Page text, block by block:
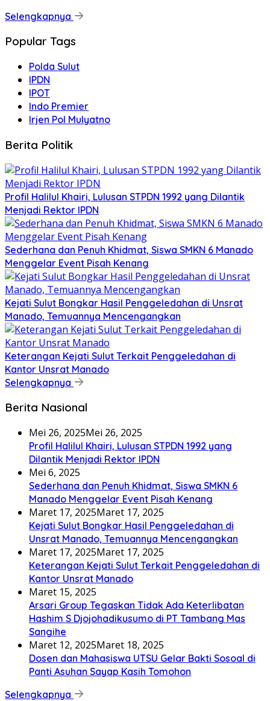
Selengkapnya
Popular Tags
Polda Sulut
IPDN
IPOT
Indo Premier
Irjen Pol Mulyatno
Berita Politik
Profil Halilul Khairi, Lulusan STPDN 1992 yang Dilantik
Menjadi Rektor IPDN
Sederhana dan Penuh Khidmat, Siswa SMKN 6 Manado
Menggelar Event Pisah Kenang
Kejati Sulut Bongkar Hasil Penggeledahan di Unsrat
Manado, Temuannya Mencengangkan
Keterangan Kejati Sulut Terkait Penggeledahan di
Kantor Unsrat Manado
Selengkapnya
Berita Nasional
Mei 26, 2025Mei 26, 2025
Profil Halilul Khairi, Lulusan STPDN 1992 yang
Dilantik Menjadi Rektor IPDN
Mei 6, 2025
Sederhana dan Penuh Khidmat, Siswa SMKN 6
Manado Menggelar Event Pisah Kenang
Maret 17, 2025Maret 17, 2025
Kejati Sulut Bongkar Hasil Penggeledahan di
Unsrat Manado, Temuannya Mencengangkan
Maret 17, 2025Maret 17, 2025
Keterangan Kejati Sulut Terkait Penggeledahan di
Kantor Unsrat Manado
Maret 15, 2025
Arsari Group Tegaskan Tidak Ada Keterlibatan
Hashim S Djojohadikusumo di PT Tambang Mas
Sangihe
Maret 12, 2025Maret 18, 2025
Dosen dan Mahasiswa UTSU Gelar Bakti Sosoal di
Panti Asuhan Sayap Kasih Tomohon
Selengkapnya